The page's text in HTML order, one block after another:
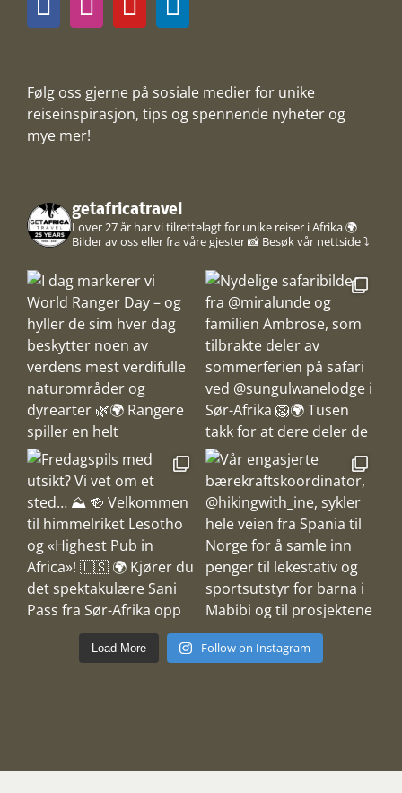
Følg oss gjerne på sosiale medier for unike
reiseinspirasjon, tips og spennende nyheter og
mye mer!
getafricatravel
I over 27 år har vi tilrettelagt for unike reiser i Afrika 🌍
Bilder av oss eller fra våre gjester 📸 Besøk vår nettside ⤵️
Load More Follow on Instagram